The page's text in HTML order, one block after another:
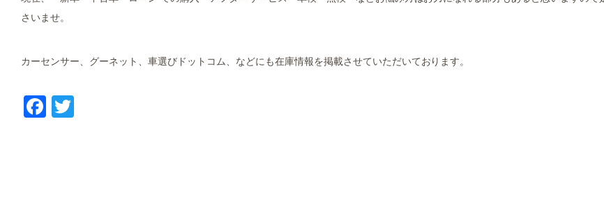
さいませ。
カーセンサー、グーネット、車選びドットコム、などにも在庫情報を掲載させていただいております。
Facebook